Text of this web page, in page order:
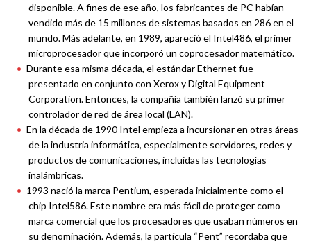
disponible. A fines de ese año, los fabricantes de PC habían
vendido más de 15 millones de sistemas basados ​​en 286 en el
mundo. Más adelante, en 1989, apareció el Intel486, el primer
microprocesador que incorporó un coprocesador matemático.
Durante esa misma década, el estándar Ethernet fue
presentado en conjunto con Xerox y Digital Equipment
Corporation. Entonces, la compañía también lanzó su primer
controlador de red de área local (LAN).
En la década de 1990 Intel empieza a incursionar en otras áreas
de la industria informática, especialmente servidores, redes y
productos de comunicaciones, incluidas las tecnologías
inalámbricas.
1993 nació la marca Pentium, esperada inicialmente como el
chip Intel586. Este nombre era más fácil de proteger como
marca comercial que los procesadores que usaban números en
su denominación. Además, la partícula “Pent” recordaba que